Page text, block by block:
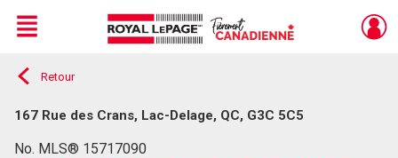
Live
En Direct
Menu
Retour
167 Rue des Crans, Lac-Delage, QC, G3C 5C5
No. MLS® 15717090